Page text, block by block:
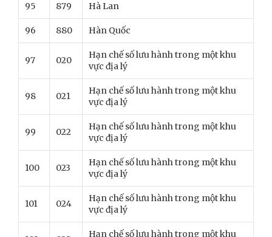
95 879 Hà Lan
96 880 Hàn Quốc
97 020
Hạn chế số lưu hành trong một khu
vực địa lý
98 021
Hạn chế số lưu hành trong một khu
vực địa lý
99 022
Hạn chế số lưu hành trong một khu
vực địa lý
100 023
Hạn chế số lưu hành trong một khu
vực địa lý
101 024
Hạn chế số lưu hành trong một khu
vực địa lý
Hạn chế số lưu hành trong một khu